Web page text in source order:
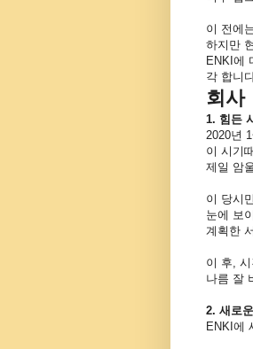
이 전에
하지만
ENKI에
각 합니
회사
1. 힘든
2020년
이 시기
제일 암
이 당시
눈에 보
계획한
이 후,
나름 잘
2. 새로
ENKI에